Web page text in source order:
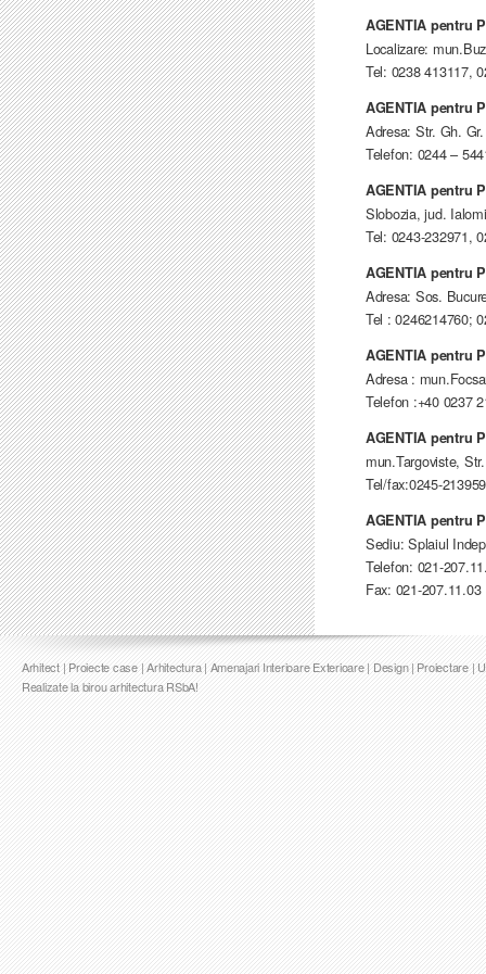
AGENTIA pentru
Localizare:
Tel: 0238 413117,
AGENTIA pentru
Adresa: Str. Gh.
Telefon: 0244 –
AGENTIA pentru
Slobozia, jud.
Tel: 0243-232971,
AGENTIA pentru
Adresa: Sos.
Tel : 0246214760;
AGENTIA pentru
Adresa :
Telefon :+40 0237
AGENTIA pentru
mun.Targoviste,
Tel/fax:0245-
AGENTIA pentru
Sediu: Splaiul
Telefon: 021-
Fax: 021-207.11.03
Arhitect | Proiecte case | Arhitectura | Amenajari Interioare Exterioare | Design | Proiectare |
Realizate la birou arhitectura RSbA!